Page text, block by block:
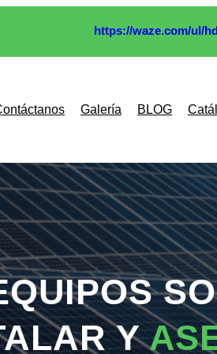
https://waze.com/ul/
Galería BLOG
Y